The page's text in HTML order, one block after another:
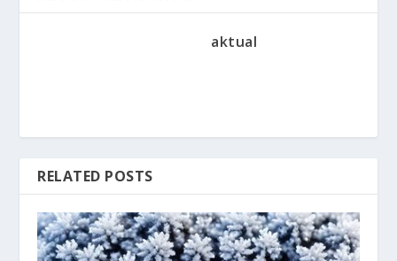
aktual
RELATED POSTS